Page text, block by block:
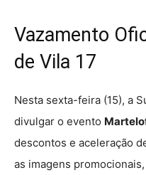
Vazamento
de Vila 17
Nesta sexta-feira (15), a
divulgar o evento
descontos e aceleração
as imagens